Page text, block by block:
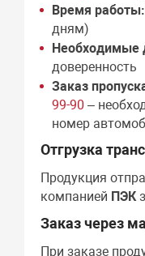
Время работы:
дням)
Необходимые
доверенность
Заказ
99-90 –
номер
Отгрузка
Продукция
компанией ПЭК
Заказ через
При заказе